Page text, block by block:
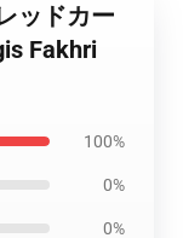
ッドカー
Fakhri
100%
0%
0%